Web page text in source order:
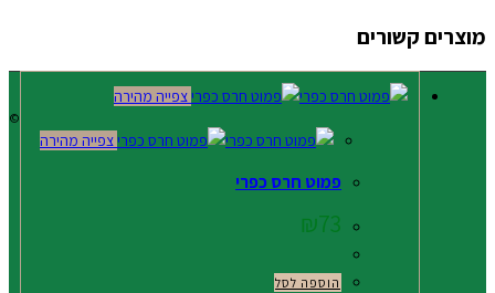
מוצרים קשורים
צפייה מהירה
צפייה מהירה
פמוט חרס כפרי
₪73
הוספה לסל
©